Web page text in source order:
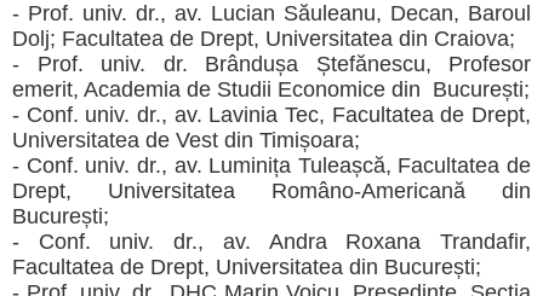
- Prof. univ. dr., av. Lucian Săuleanu, Decan, Baroul
Dolj; Facultatea de Drept, Universitatea din Craiova;
- Prof. univ. dr. Brândușa Ștefănescu, Profesor
emerit, Academia de Studii Economice din București;
- Conf. univ. dr., av. Lavinia Tec, Facultatea de Drept,
Universitatea de Vest din Timișoara;
- Conf. univ. dr., av. Luminița Tuleașcă, Facultatea de
Drept, Universitatea Româno-Americană din
București;
- Conf. univ. dr., av. Andra Roxana Trandafir,
Facultatea de Drept, Universitatea din București;